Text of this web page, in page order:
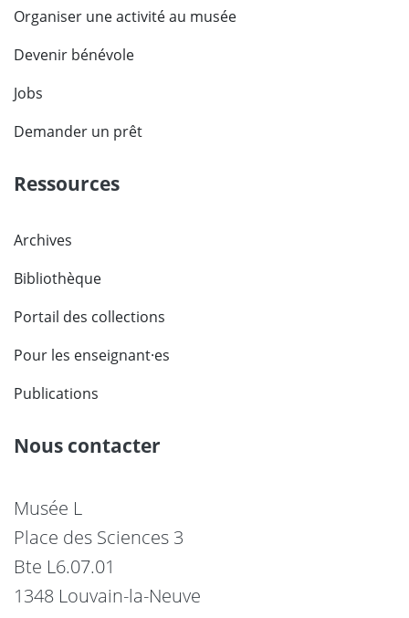
Organiser une activité au musée
Devenir bénévole
Jobs
Demander un prêt
Ressources
Archives
Bibliothèque
Portail des collections
Pour les enseignant·es
Publications
Nous contacter
Musée L
Place des Sciences 3
Bte L6.07.01
1348 Louvain-la-Neuve